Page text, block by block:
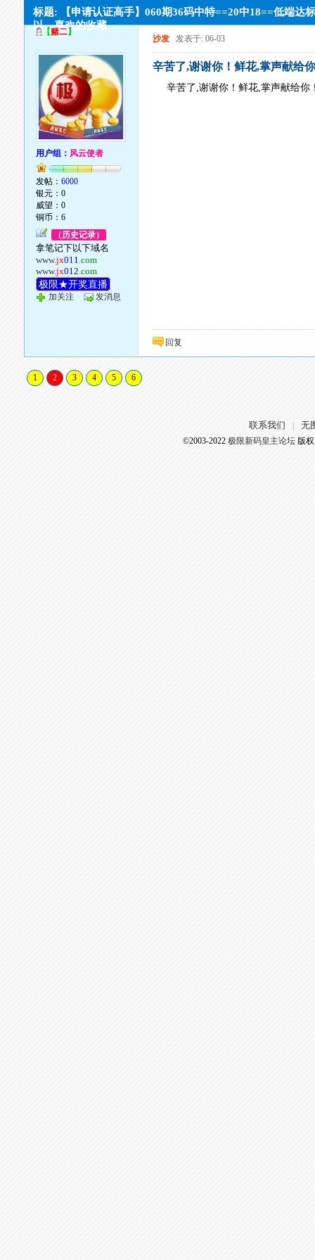
标题: 【申请认证高手】060期36码中特==20中18==低端达
以。喜欢的收藏
【赌二】
用户组： 风云使者
发帖：6000
银元：0
威望：0
铜币：6
（历史记录）
拿笔记下以下域名
www.jx011.com
www.jx012.com
极限★开奖直播
加关注 发消息
沙发 发表于: 06-03
辛苦了,谢谢你！鲜花,掌声献给
辛苦了,谢谢你！鲜花,掌声献给你
回复
1 2 3 4 5 6
联系我们 无
©2003-2022 极限新码皇主论坛版权